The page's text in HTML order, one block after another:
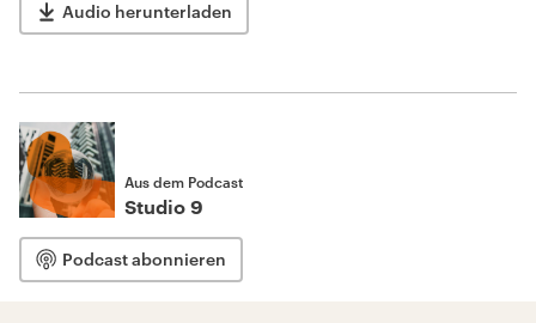
Audio herunterladen
Aus dem Podcast
Studio 9
Podcast abonnieren